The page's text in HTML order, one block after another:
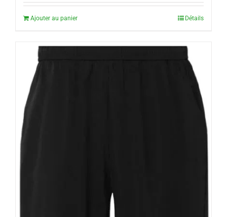
Ajouter au panier Détails